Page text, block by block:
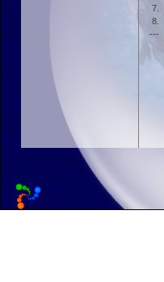
7.
8.
---